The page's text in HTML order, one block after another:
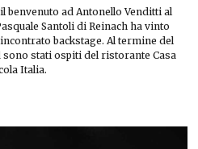
benvenuto ad Antonello Venditti al
Santoli di Reinach ha vinto
backstage. Al termine del
sono stati ospiti del ristorante Casa
Italia.